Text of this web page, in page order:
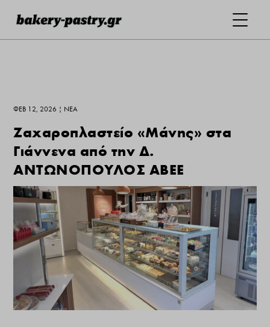
ΦΕΒ 12, 2026 | ΝΕΑ
Ζαχαροπλαστείο «Μάνης» στα
Γιάννενα από την Δ.
ΑΝΤΩΝΟΠΟΥΛΟΣ ΑΒΕΕ